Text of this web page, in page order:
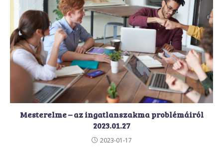
Mesterelme – az ingatlanszakma problémáiról
2023.01.27
2023-01-17